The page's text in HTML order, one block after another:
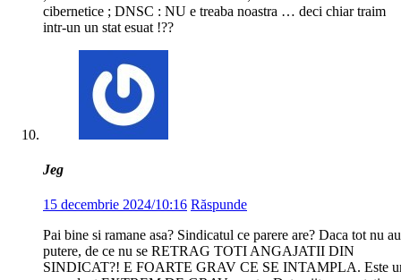
cibernetice ; DNSC : NU e treaba noastra … deci chiar traim
intr-un un stat esuat !??
Jeg
15 decembrie 2024/10:16 Răspunde
Pai bine si ramane asa? Sindicatul ce parere are? Daca tot nu au
putere, de ce nu se RETRAG TOTI ANGAJATII DIN
SINDICAT?! E FOARTE GRAV CE SE INTAMPLA. Este